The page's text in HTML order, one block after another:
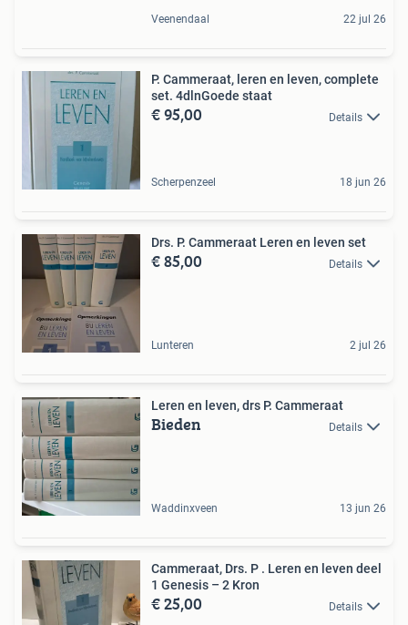
Veenendaal 22 jul 26
P. Cammeraat, leren en leven, complete
set. 4dlnGoede staat
€ 95,00 Details
Scherpenzeel 18 jun 26
Drs. P. Cammeraat Leren en leven set
€ 85,00 Details
Lunteren 2 jul 26
Leren en leven, drs P. Cammeraat
Bieden Details
Waddinxveen 13 jun 26
Cammeraat, Drs. P . Leren en leven deel
1 Genesis – 2 Kron
€ 25,00 Details